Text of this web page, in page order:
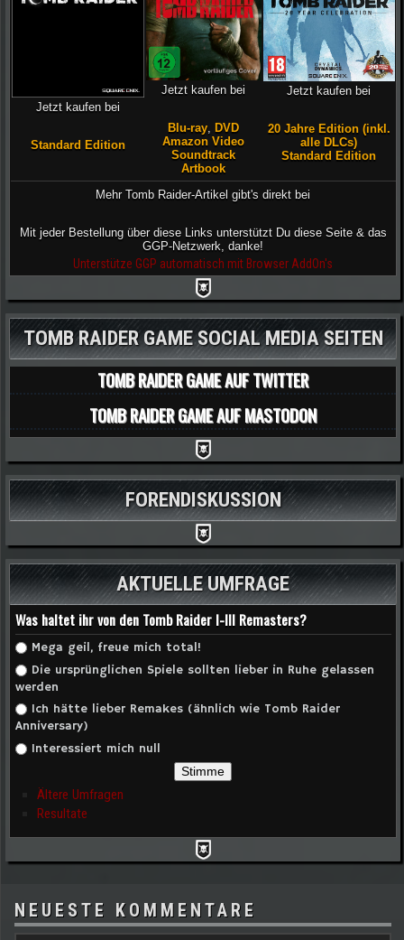
Jetzt kaufen bei
Standard Edition
Jetzt kaufen bei
Blu-ray
DVD
Amazon Video
Soundtrack
Artbook
Jetzt kaufen bei
20 Jahre Edition (inkl.
alle DLCs)
Standard Edition
Mehr Tomb Raider-Artikel gibt's direkt bei
Mit jeder Bestellung über diese Links unterstützt Du diese Seite & das
GGP-Netzwerk, danke!
Unterstütze GGP automatisch mit Browser AddOn's
TOMB RAIDER GAME SOCIAL MEDIA SEITEN
TOMB RAIDER GAME AUF TWITTER
TOMB RAIDER GAME AUF MASTODON
FORENDISKUSSION
AKTUELLE UMFRAGE
Was haltet ihr von den Tomb Raider I-III Remasters?
Auswahlmöglichkeiten
Mega geil, freue mich total!
Die ursprünglichen Spiele sollten lieber in Ruhe gelassen
werden
Ich hätte lieber Remakes (ähnlich wie Tomb Raider
Anniversary)
Interessiert mich null
Ältere Umfragen
Resultate
NEUESTE KOMMENTARE